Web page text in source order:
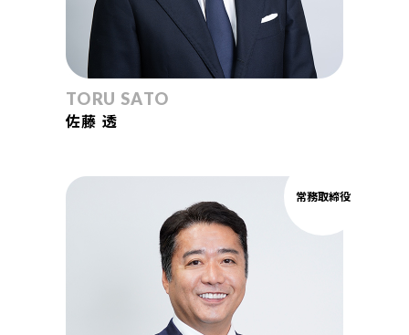
TORU SATO
佐藤 透
常務取締役